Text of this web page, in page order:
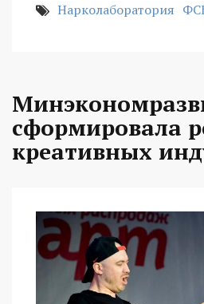
Нарколаборатория
сформировала
креативных